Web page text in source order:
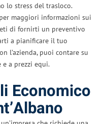
lo stress del trasloco.
maggiori informazioni sui
di fornirti un preventivo
a pianificare il tuo
l’azienda, puoi contare su
e a prezzi equi.
Economico